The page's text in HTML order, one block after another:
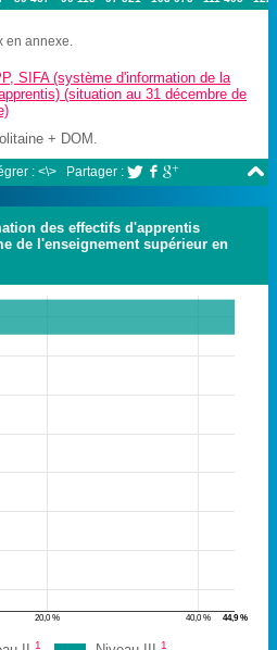
en annexe.
SIFA (système d'information de la
(situation au 31 décembre de
+ DOM.

: <\> Partager :   
des effectifs d'apprentis
de l'enseignement supérieur en
20,0 % 40,0 % 44,9 %
1 1